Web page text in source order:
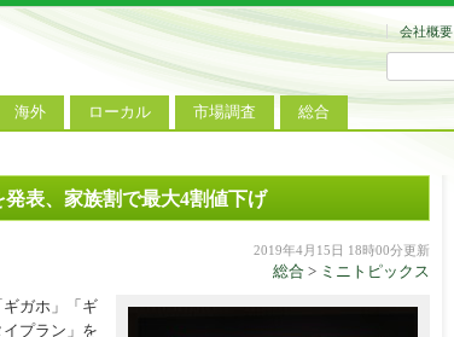
会社概要
海外
Androidニュース
海外展示会
ローカル
地方展示会
市場調査
サービス市場
総合
発表、家族割で最大4割値下げ
2019年4月15日 18時00分更新
総合 > ミニトピックス
ガホ」「ギ
プラン」を